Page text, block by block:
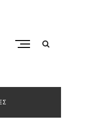
M
B